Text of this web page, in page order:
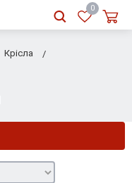
RU
0
Крісла